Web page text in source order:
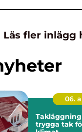
Läs fler inlägg
06.
trygga tak